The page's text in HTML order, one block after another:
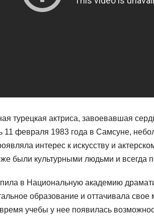
турецкая актриса, завоевавшая
11 февраля 1983 года в Самсуне,
интерес к искусству и
были культурными людьми и всегда
в Национальную академию
образование и оттачивала свое
учебы у нее появилась